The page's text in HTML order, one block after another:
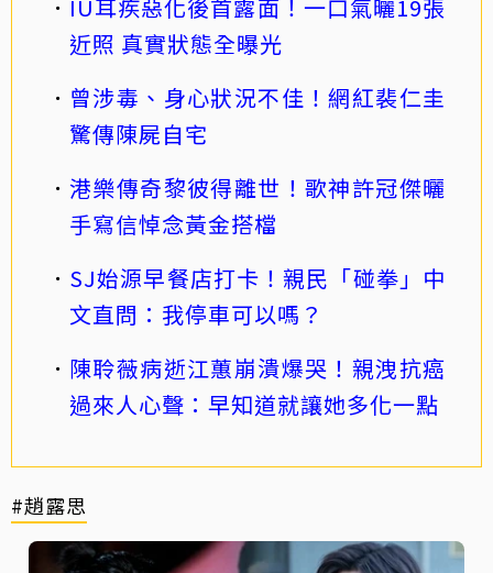
IU耳疾惡化後首露面！一口氣曬19張
近照 真實狀態全曝光
曾涉毒、身心狀況不佳！網紅裴仁圭
驚傳陳屍自宅
港樂傳奇黎彼得離世！歌神許冠傑曬
手寫信悼念黃金搭檔
SJ始源早餐店打卡！親民「碰拳」中
文直問：我停車可以嗎？
陳聆薇病逝江蕙崩潰爆哭！親洩抗癌
過來人心聲：早知道就讓她多化一點
#趙露思